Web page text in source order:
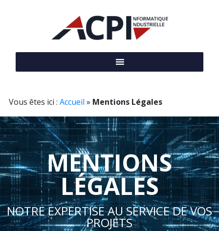
Vous êtes ici : Accueil » Mentions Légales
MENTIONS
LÉGALES
NOTRE EXPERTISE AU SERVICE DE VOS
PROJETS